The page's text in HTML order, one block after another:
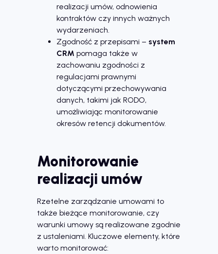
realizacji umów, odnowienia
kontraktów czy innych ważnych
wydarzeniach.
Zgodność z przepisami – system
CRM pomaga także w
zachowaniu zgodności z
regulacjami prawnymi
dotyczącymi przechowywania
danych, takimi jak RODO,
umożliwiając monitorowanie
okresów retencji dokumentów.
Monitorowanie
realizacji umów
Rzetelne zarządzanie umowami to
także bieżące monitorowanie, czy
warunki umowy są realizowane zgodnie
z ustaleniami. Kluczowe elementy, które
warto monitorować: